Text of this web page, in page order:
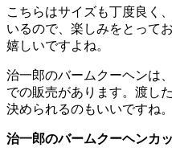
こちらはサイズも丁度良く
いるので、楽しみをとって
嬉しいですよね。
治一郎のバームクーヘンは
での販売があります。渡し
決められるのもいいですね。
治一郎のバームクーヘンカ